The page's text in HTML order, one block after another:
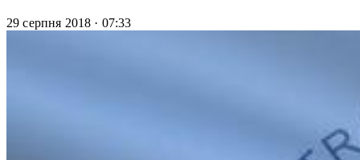
29 серпня 2018 · 07:33